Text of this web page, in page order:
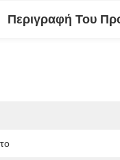
Περιγραφή Του